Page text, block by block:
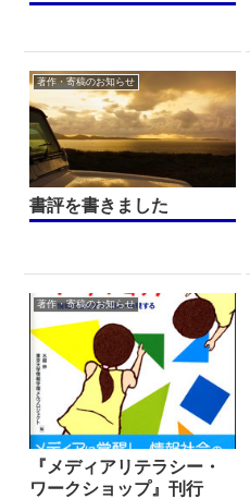
著作・寄稿のお知らせ
書評を書きました
著作・寄稿のお知らせ
『メディアリテラシー・
ワークショップ』刊行